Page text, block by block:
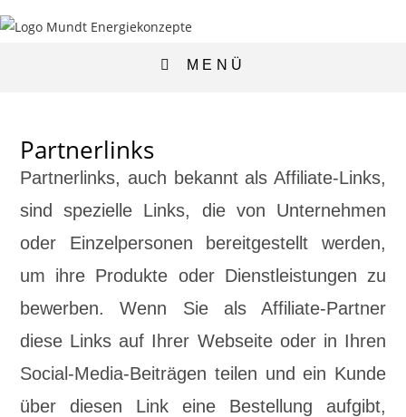
MENÜ
Partnerlinks
Partnerlinks, auch bekannt als Affiliate-Links,
sind spezielle Links, die von Unternehmen
oder Einzelpersonen bereitgestellt werden,
um ihre Produkte oder Dienstleistungen zu
bewerben. Wenn Sie als Affiliate-Partner
diese Links auf Ihrer Webseite oder in Ihren
Social-Media-Beiträgen teilen und ein Kunde
über diesen Link eine Bestellung aufgibt,